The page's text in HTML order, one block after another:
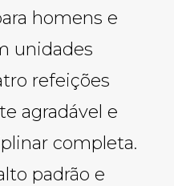
homens e
unidades
refeições
agradável e
completa.
padrão e